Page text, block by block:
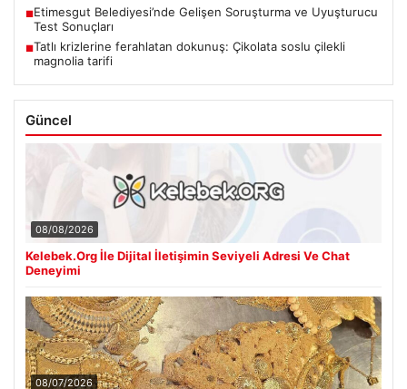
■Etimesgut Belediyesi’nde Gelişen Soruşturma ve Uyuşturucu
Test Sonuçları
■Tatlı krizlerine ferahlatan dokunuş: Çikolata soslu çilekli
magnolia tarifi
Güncel
08/08/2026
Kelebek.Org İle Dijital İletişimin Seviyeli Adresi Ve Chat
Deneyimi
08/07/2026